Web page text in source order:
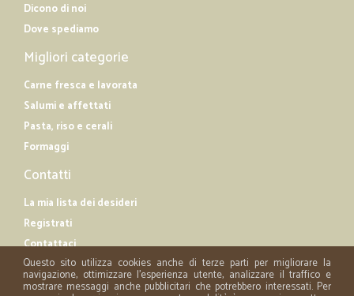
Dicono di noi
Dove spediamo
Migliori categorie
Carne fresca e lavorata
Salumi e affettati
Pasta, riso e cerali
Formaggi
Contatti
La mia lista dei desideri
Registrati
Contattaci
Questo sito utilizza cookies anche di terze parti per migliorare la
navigazione, ottimizzare l'esperienza utente, analizzare il traffico e
mostrare messaggi anche pubblicitari che potrebbero interessati. Per